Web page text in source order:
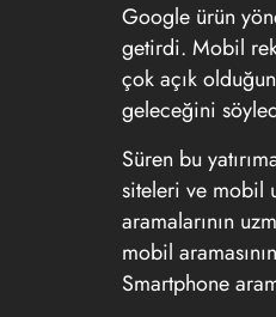
Google ürün
getirdi. Mobil
çok açık
geleceğini
Süren bu
siteleri ve mobil
aramalarının
mobil
Smartphone